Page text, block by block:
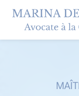
content